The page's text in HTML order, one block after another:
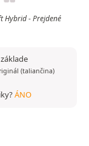
Hybrid - Prejdené
(taliančina)
ÁNO